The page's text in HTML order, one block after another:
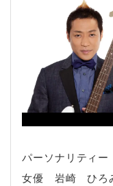
パーソナリティー
女優 岩崎 ひろ